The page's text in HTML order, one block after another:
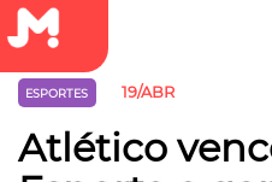
ESPORTES 19/ABR
Atlético